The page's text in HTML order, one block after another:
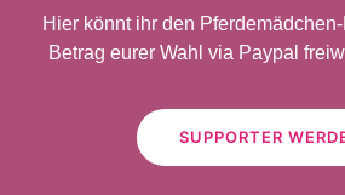
Hier könnt ihr den
Betrag eurer Wahl via Paypal
SUPPORTER